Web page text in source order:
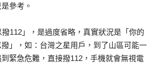
參考。
112」，是過度省略，真實狀況是「你的
」，如：台灣之星用戶，到了山區可能一
緊急危難，直接撥112，手機就會無視電